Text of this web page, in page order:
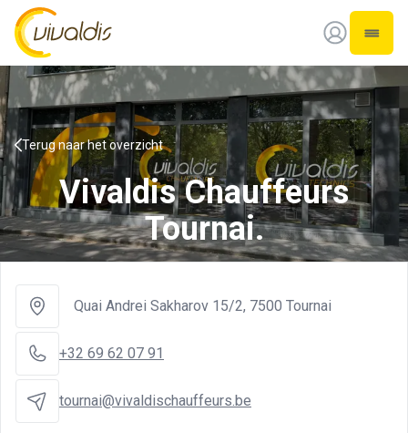
Vivaldis Interim
Open
Terug naar het overzicht
Vivaldis Chauffeurs
Tournai.
Quai Andrei Sakharov 15/2, 7500 Tournai
+32 69 62 07 91
tournai@vivaldischauffeurs.be